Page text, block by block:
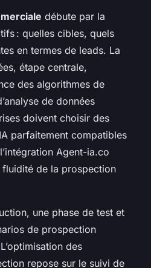
débute par la
: quelles cibles, quels
en termes de leads. La
étape centrale,
des algorithmes de
de données
doivent choisir des
parfaitement compatibles
Agent-ia.co
fluidité de la prospection
une phase de test et
de prospection
des
repose sur le suivi de